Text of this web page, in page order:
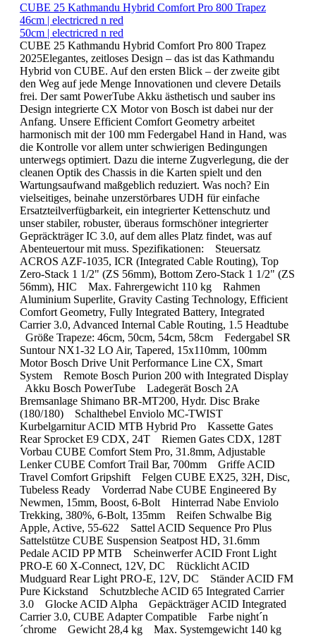
CUBE 25 Kathmandu Hybrid Comfort Pro 800 Trapez
46cm | electricred n red
50cm | electricred n red
CUBE 25 Kathmandu Hybrid Comfort Pro 800 Trapez
2025Elegantes, zeitloses Design – das ist das Kathmandu
Hybrid von CUBE. Auf den ersten Blick – der zweite gibt
den Weg auf jede Menge Innovationen und clevere Details
frei. Der samt PowerTube Akku ästhetisch und sauber ins
Design integrierte CX Motor von Bosch ist dabei nur der
Anfang. Unsere Efficient Comfort Geometry arbeitet
harmonisch mit der 100 mm Federgabel Hand in Hand, was
die Kontrolle vor allem unter schwierigen Bedingungen
unterwegs optimiert. Dazu die interne Zugverlegung, die der
cleanen Optik des Chassis in die Karten spielt und den
Wartungsaufwand maßgeblich reduziert. Was noch? Ein
vielseitiges, beinahe unzerstörbares UDH für einfache
Ersatzteilverfügbarkeit, ein integrierter Kettenschutz und
unser stabiler, robuster, überaus formschöner integrierter
Gepräckträger IC 3.0, auf dem alles Platz findet, was auf
Abenteuertour mit muss. Spezifikationen: Steuersatz
ACROS AZF-1035, ICR (Integrated Cable Routing), Top
Zero-Stack 1 1/2" (ZS 56mm), Bottom Zero-Stack 1 1/2" (ZS
56mm), HIC Max. Fahrergewicht 110 kg Rahmen
Aluminium Superlite, Gravity Casting Technology, Efficient
Comfort Geometry, Fully Integrated Battery, Integrated
Carrier 3.0, Advanced Internal Cable Routing, 1.5 Headtube
Größe Trapeze: 46cm, 50cm, 54cm, 58cm Federgabel SR
Suntour NX1-32 LO Air, Tapered, 15x110mm, 100mm
Motor Bosch Drive Unit Performance Line CX, Smart
System Remote Bosch Purion 200 with Integrated Display
Akku Bosch PowerTube Ladegerät Bosch 2A
Bremsanlage Shimano BR-MT200, Hydr. Disc Brake
(180/180) Schalthebel Enviolo MC-TWIST
Kurbelgarnitur ACID MTB Hybrid Pro Kassette Gates
Rear Sprocket E9 CDX, 24T Riemen Gates CDX, 128T
Vorbau CUBE Comfort Stem Pro, 31.8mm, Adjustable
Lenker CUBE Comfort Trail Bar, 700mm Griffe ACID
Travel Comfort Gripshift Felgen CUBE EX25, 32H, Disc,
Tubeless Ready Vorderrad Nabe CUBE Engineered By
Newmen, 15mm, Boost, 6-Bolt Hinterrad Nabe Enviolo
Trekking, 380%, 6-Bolt, 135mm Reifen Schwalbe Big
Apple, Active, 55-622 Sattel ACID Sequence Pro Plus
Sattelstütze CUBE Suspension Seatpost HD, 31.6mm
Pedale ACID PP MTB Scheinwerfer ACID Front Light
PRO-E 60 X-Connect, 12V, DC Rücklicht ACID
Mudguard Rear Light PRO-E, 12V, DC Ständer ACID FM
Pure Kickstand Schutzbleche ACID 65 Integrated Carrier
3.0 Glocke ACID Alpha Gepäckträger ACID Integrated
Carrier 3.0, CUBE Adapter Compatible Farbe night´n
´chrome Gewicht 28,4 kg Max. Systemgewicht 140 kg